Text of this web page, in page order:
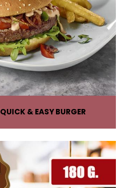
QUICK & EASY BURGER